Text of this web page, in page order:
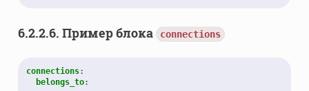
6.2.2.6. Пример блока connections
connections:
belongs_to: